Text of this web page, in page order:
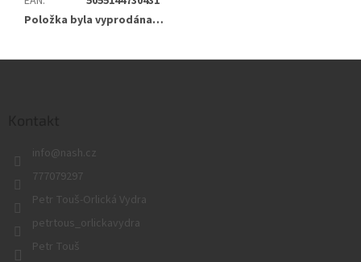
Položka byla vyprodána…
info@nash.cz
777079297
Petr Touš-Orlická Vydra
petrtous_orlickavydra
Petr Touš